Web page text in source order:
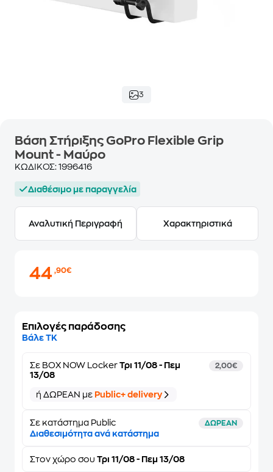
3
Βάση Στήριξης GoPro Flexible Grip
Mount - Μαύρο
ΚΩΔΙΚΟΣ: 1996416
Διαθέσιμο με παραγγελία
Αναλυτική Περιγραφή Χαρακτηριστικά
44,90€
Επιλογές παράδοσης
Βάλε ΤΚ
Σε BOX NOW Locker Τρι 11/08 - Πεμ
13/08
2,00€
ή ΔΩΡΕΑΝ με Public+ delivery
Σε κατάστημα Public ΔΩΡΕΑΝ
Διαθεσιμότητα ανά κατάστημα
Στον χώρο σου Τρι 11/08 - Πεμ 13/08